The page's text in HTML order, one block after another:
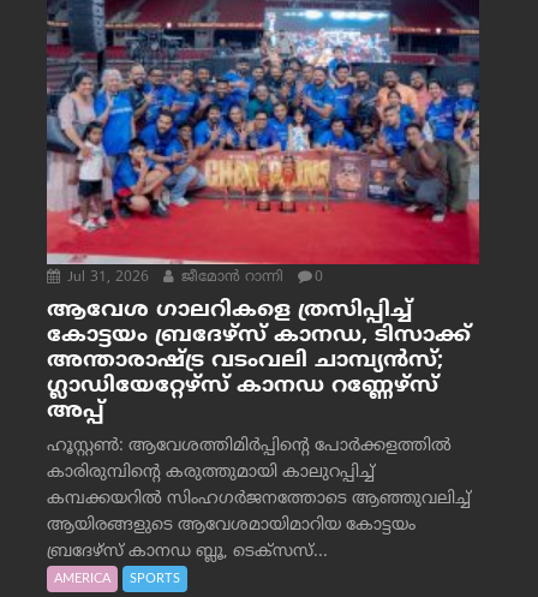
Jul 31, 2026 ജീമോന്‍ റാന്നി 0
ആവേശ ഗാലറികളെ ത്രസിപ്പിച്ച്
കോട്ടയം ബ്രദേഴ്‌സ് കാനഡ, ടിസാക്ക്
അന്താരാഷ്ട്ര വടംവലി ചാമ്പ്യന്‍സ്;
ഗ്ലാഡിയേറ്റേഴ്‌സ് കാനഡ റണ്ണേഴ്‌സ്
അപ്പ്
ഹൂസ്റ്റണ്‍: ആവേശത്തിമിര്‍പ്പിന്റെ പോര്‍ക്കളത്തില്‍
കാരിരുമ്പിന്റെ കരുത്തുമായി കാലുറപ്പിച്ച്
കമ്പക്കയറില്‍ സിംഹഗര്‍ജനത്തോടെ ആഞ്ഞുവലിച്ച്
ആയിരങ്ങളുടെ ആവേശമായിമാറിയ കോട്ടയം
ബ്രദേഴ്‌സ് കാനഡ ബ്ലൂ, ടെക്‌സസ്...
AMERICA SPORTS